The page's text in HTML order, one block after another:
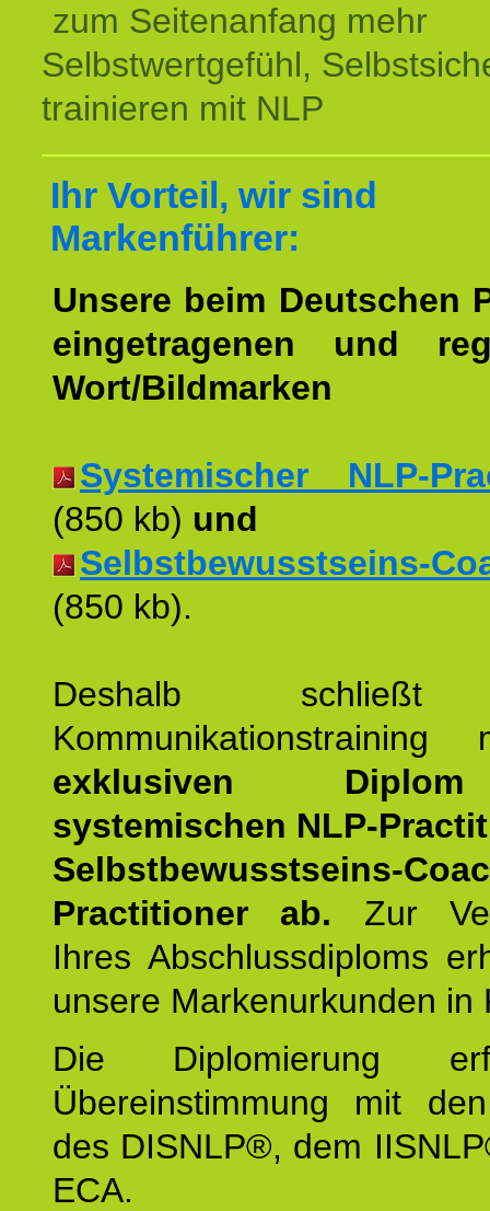
zum Seitenanfang mehr
Selbstwertgefühl,
trainieren mit NLP
Ihr Vorteil, wir sind
Markenführer:
Unsere beim Deutschen
eingetragenen und
Wort/Bildmarken
Systemischer NLP-
(850 kb) und
Selbstbewusstseins-
(850 kb).
Deshalb schließt
exklusiven
systemischen NLP-
Selbstbewusstseins-
Practitioner ab. Zur
Ihres Abschlussdiploms
unsere Markenurkunden in
Die Diplomierung
Übereinstimmung mit
des DISNLP®, dem
ECA.